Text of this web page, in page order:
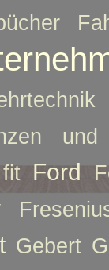
und
fit Ford
Gebert